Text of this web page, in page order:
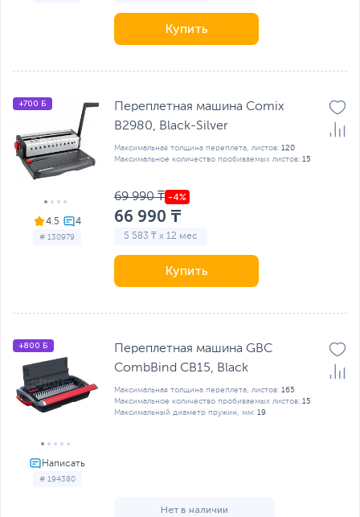
Купить
4.5
# 130979
+700 Б
Переплетная машина Comix
B2980, Black-Silver
Максимальная толщина переплета, листов: 120
Максимальное количество пробиваемых листов: 15
69 990 ₸
66 990 ₸
5 583 ₸ x 12 мес
Купить
# 194380
+800 Б
Переплетная машина GBC
CombBind CB15, Black
Максимальная толщина переплета, листов: 165
Максимальное количество пробиваемых листов: 15
Максимальный диаметр пружин, мм: 19
Нет в наличии